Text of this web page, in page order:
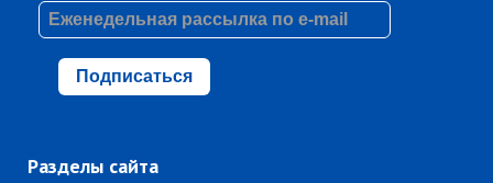
Подписаться
Разделы сайта